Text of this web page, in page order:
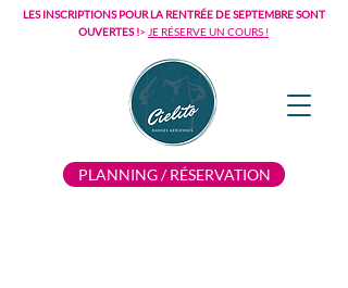
PLANNING / RÉSERVATION
LES INSCRIPTIONS POUR LA RENTRÉE DE SEPTEMBRE SONT
OUVERTES !> JE RÉSERVE UN COURS !